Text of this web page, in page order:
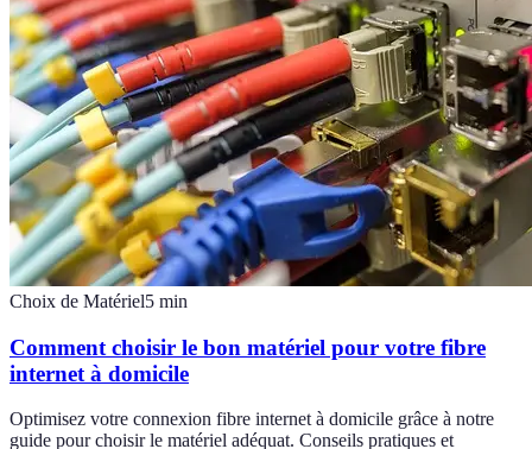
Choix de Matériel5 min
Comment choisir le bon matériel pour votre fibre
internet à domicile
Optimisez votre connexion fibre internet à domicile grâce à notre
guide pour choisir le matériel adéquat. Conseils pratiques et